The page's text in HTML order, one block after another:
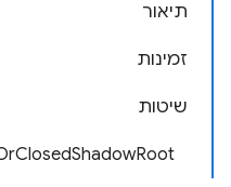
תיאור
זמינות
שיטות